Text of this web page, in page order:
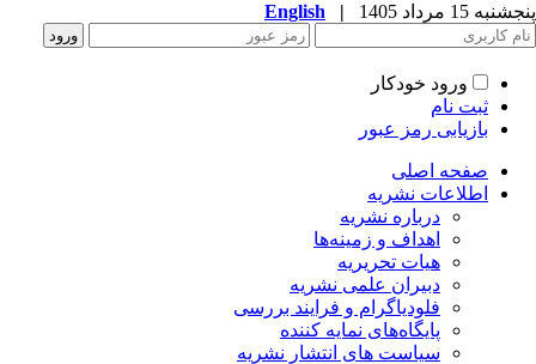
15 مرداد 1405 |
English
ورود خودکار
ثبت نام
بازیابی رمز عبور
صفحه اصلی
اطلاعات نشریه
درباره نشریه
اهداف و زمینه‌ها
هیات تحریریه
دبیران علمی نشریه
فلودیاگرام و فرایند بررسی
پایگاه‌های نمایه کننده
سیاست های انتشار نشریه